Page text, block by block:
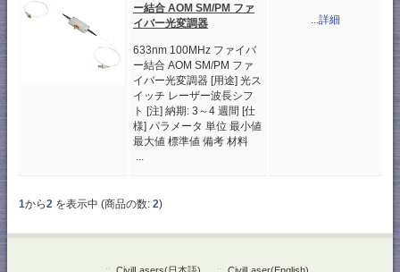
ー結合 AOM SM/PM ファ
イバー光変調器
633nm 100MHz ファイバ
ー結合 AOM SM/PM ファ
イバー光変調器 [用途] 光ス
イッチ レーザー波長シフ
ト [注] 納期: 3～4 週間 [仕
様] パラメータ 単位 最小値
最大値 標準値 備考 材料
...
...詳細
1から2 を表示中 (商品の数: 2)